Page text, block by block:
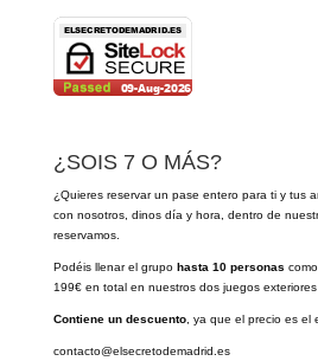
¿SOIS 7 O MÁS?
¿Quieres reservar un pase entero para ti y tus
con nosotros, dinos día y hora, dentro de
reservamos.
Podéis llenar el grupo hasta 10 personas
199€ en total en nuestros dos juegos exteriores
Contiene un descuento, ya que el precio es el
contacto@elsecretodemadrid.es